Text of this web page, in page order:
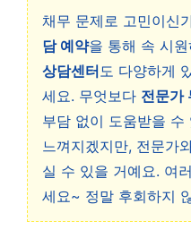
채무 문제로 고민이신
담 예약을 통해 속 시
상담센터도 다양하게
세요. 무엇보다 전문가
부담 없이 도움받을 수
느껴지겠지만, 전문가
실 수 있을 거예요. 여
세요~ 정말 후회하지